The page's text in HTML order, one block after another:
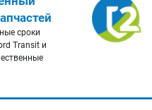
сроки
Transit и